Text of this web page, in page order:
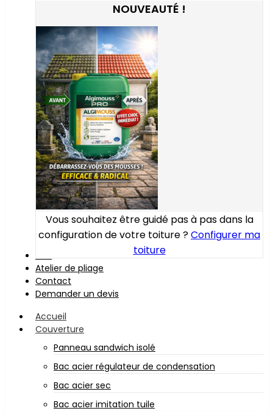
NOUVEAUTÉ !
Vous souhaitez être guidé pas à pas dans la
configuration de votre toiture ?Configurer ma
toiture
Atelier de pliage
Contact
Demander un devis
Accueil
Couverture
Panneau sandwich isolé
Bac acier régulateur de condensation
Bac acier sec
Bac acier imitation tuile